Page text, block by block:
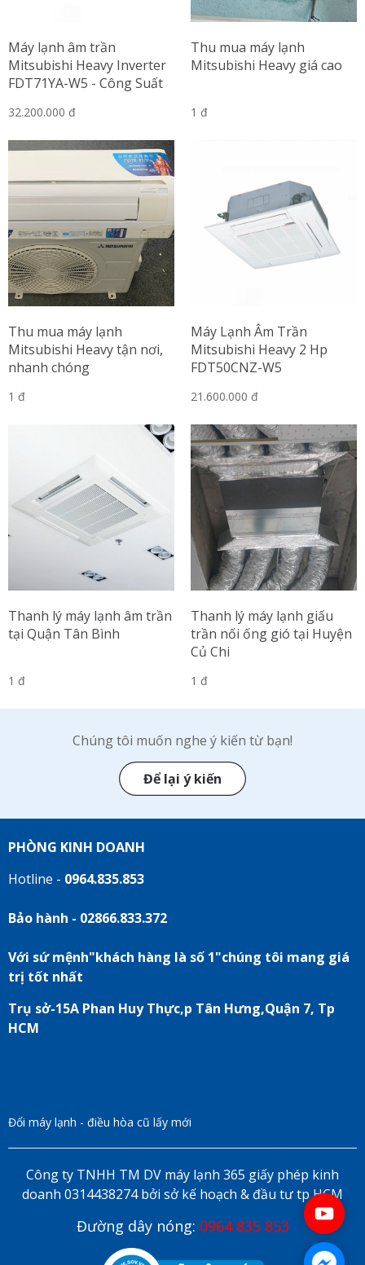
Máy lạnh âm trần
Mitsubishi Heavy Inverter
FDT71YA-W5 - Công Suất
32.200.000 đ
Thu mua máy lạnh
Mitsubishi Heavy giá cao
1 đ
Thu mua máy lạnh
Mitsubishi Heavy tận nơi,
nhanh chóng
1 đ
Máy Lạnh Âm Trần
Mitsubishi Heavy 2 Hp
FDT50CNZ-W5
21.600.000 đ
Thanh lý máy lạnh âm trần
tại Quận Tân Bình
1 đ
Thanh lý máy lạnh giấu
trần nối ống gió tại Huyện
Củ Chi
1 đ
Chúng tôi muốn nghe ý kiến từ bạn!
Để lại ý kiến
PHÒNG KINH DOANH
Hotline - 0964.835.853
Bảo hành - 02866.833.372
Với sứ mệnh"khách hàng là số 1"chúng tôi mang giá
trị tốt nhất
Trụ sở-15A Phan Huy Thực,p Tân Hưng,Quận 7, Tp
HCM
Đổi máy lạnh - điều hòa cũ lấy mới
Công ty TNHH TM DV máy lạnh 365 giấy phép kinh
doanh 0314438274 bởi sở kế hoạch & đầu tư tp HCM
Đường dây nóng: 0964 835 853